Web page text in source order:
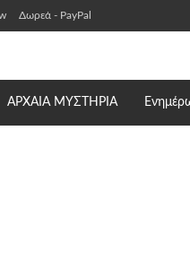
Δωρεά - PayPal
ΑΡΧΑΙΑ ΜΥΣΤΗΡΙΑ